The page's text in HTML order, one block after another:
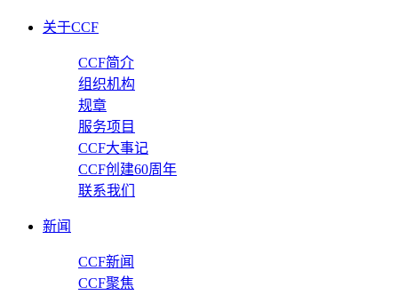
关于CCF
CCF简介
组织机构
规章
服务项目
CCF大事记
CCF创建60周年
联系我们
新闻
CCF新闻
CCF聚焦